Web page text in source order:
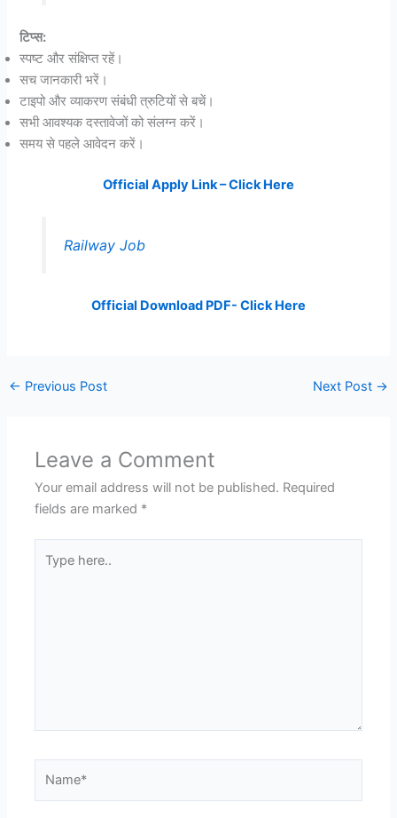
टिप्स:
स्पष्ट और संक्षिप्त रहें।
सच जानकारी भरें।
टाइपो और व्याकरण संबंधी त्रुटियों से बचें।
सभी आवश्यक दस्तावेजों को संलग्न करें।
समय से पहले आवेदन करें।
Official Apply Link – Click Here
Railway Job
Official Download PDF- Click Here
← Previous Post Next Post →
Leave a Comment
Your email address will not be published. Required
fields are marked *
here..